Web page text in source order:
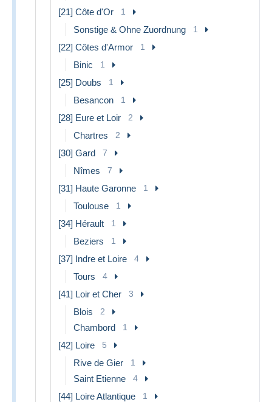
[21] Côte d'Or 1
Sonstige & Ohne Zuordnung 1
[22] Côtes d'Armor 1
Binic 1
[25] Doubs 1
Besancon 1
[28] Eure et Loir 2
Chartres 2
[30] Gard 7
Nîmes 7
[31] Haute Garonne 1
Toulouse 1
[34] Hérault 1
Beziers 1
[37] Indre et Loire 4
Tours 4
[41] Loir et Cher 3
Blois 2
Chambord 1
[42] Loire 5
Rive de Gier 1
Saint Etienne 4
[44] Loire Atlantique 1